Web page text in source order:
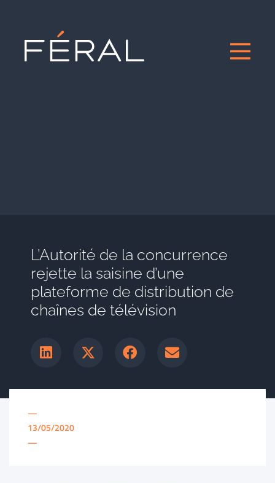
L’Autorité de la concurrence
rejette la saisine d’une
plateforme de distribution de
chaînes de télévision
—
13/05/2020
—